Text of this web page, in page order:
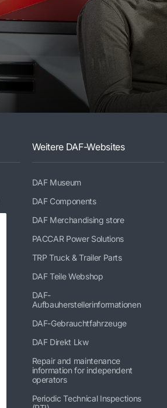
Weitere DAF-Websites
DAF Museum
DAF Components
DAF Merchandising store
PACCAR Power Solutions
TRP Truck & Trailer Parts
DAF Teile Webshop
DAF-
Aufbauherstellerinformationen
DAF-Gebrauchtfahrzeuge
DAF Direkt Lkw
Repair and maintenance
information for independent
operators
Periodic Technical Inspections